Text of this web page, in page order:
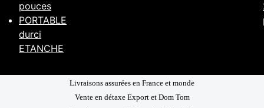
pouces
PORTABLE
durci
ETANCHE
Livraisons assurées en France et monde
Vente en détaxe Export et Dom Tom